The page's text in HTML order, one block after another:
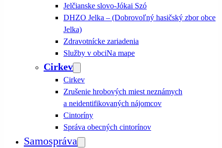
Jelčianske slovo-Jókai Szó
DHZO Jelka – (Dobrovoľný hasičský zbor obce
Jelka)
Zdravotnícke zariadenia
Služby v obciNa mape
Cirkev
Cirkev
Zrušenie hrobových miest neznámych
a neidentifikovaných nájomcov
Cintoríny
Správa obecných cintorínov
Samospráva